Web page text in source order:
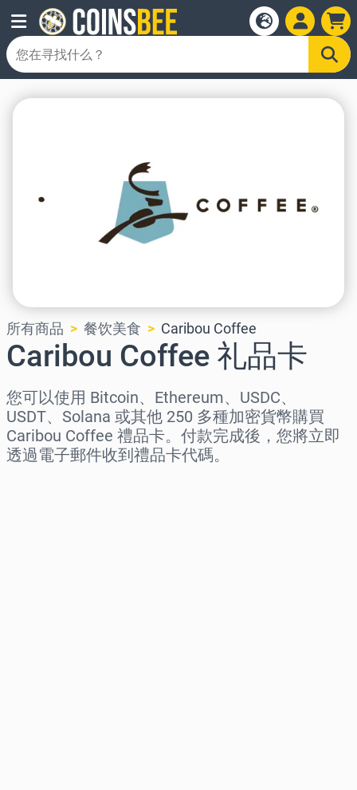
所有商品 餐饮美食 Caribou Coffee
Caribou Coffee 礼品卡
您可以使用 Bitcoin、Ethereum、USDC、
USDT、Solana 或其他 250 多種加密貨幣購買
Caribou Coffee 禮品卡。付款完成後，您將立即
透過電子郵件收到禮品卡代碼。